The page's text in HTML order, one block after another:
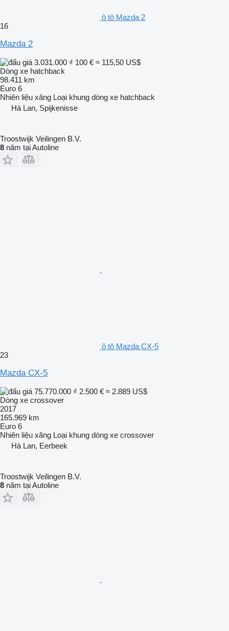
ô tô Mazda 2
16
Mazda 2
3.031.000 ₫ 100 € ≈ 115,50 US$
Dòng xe hatchback
98.411 km
Euro 6
Nhiên liệu xăng Loại khung dòng xe hatchback
Hà Lan, Spijkenisse
Troostwijk Veilingen B.V.
8 năm tại Autoline
ô tô Mazda CX-5
23
Mazda CX-5
75.770.000 ₫ 2.500 € ≈ 2.889 US$
Dòng xe crossover
2017
165.969 km
Euro 6
Nhiên liệu xăng Loại khung dòng xe crossover
Hà Lan, Eerbeek
Troostwijk Veilingen B.V.
8 năm tại Autoline